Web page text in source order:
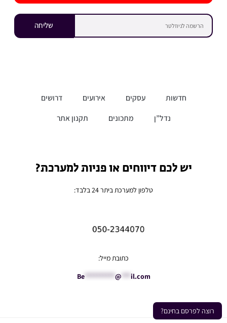
רוצה לפרסם בחינם?
שליחה
חדשות עסקים אירועים
דרושים
נדל”ן
מתכונים תקנון אתר
יש לכם דיווחים או פניות למערכת?
טלפון למערכת ביתר 24 בלבד:
כתובת מייל:
Be********** @ *** il.com